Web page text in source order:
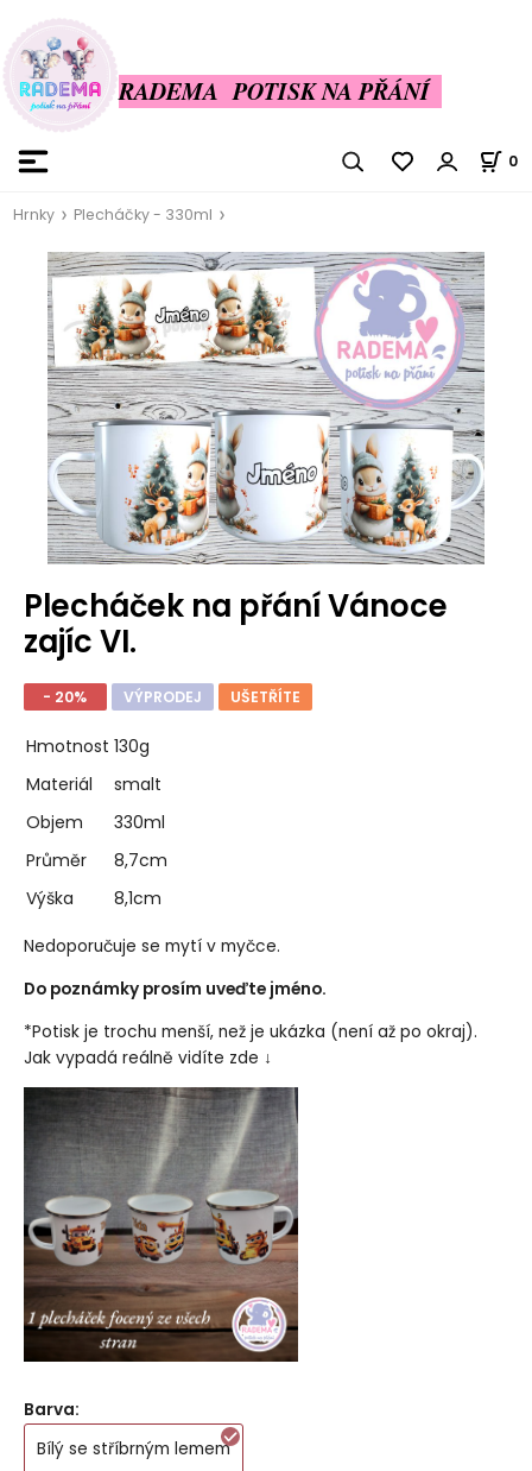
RADEMA POTISK NA PŘÁNÍ
0
Hrnky Plecháčky - 330ml
Plecháček na přání Vánoce
zajíc VI.
- 20% VÝPRODEJ UŠETŘÍTE
Hmotnost 130g
Materiál
smalt
Objem
330ml
Průměr
8,7cm
Výška
8,1cm
Nedoporučuje se mytí v myčce.
Do poznámky prosím uveďte jméno.
*Potisk je trochu menší, než je ukázka (není až po okraj).
Jak vypadá reálně vidíte zde ↓
Barva:
Bílý se stříbrným lemem